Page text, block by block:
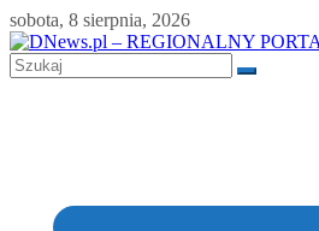
Skip
to
content
sobota, 8 sierpnia, 2026